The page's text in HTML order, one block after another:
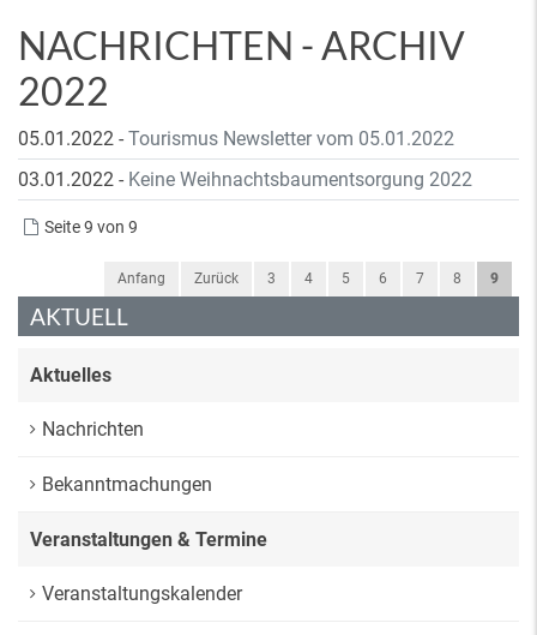
NACHRICHTEN - ARCHIV
2022
05.01.2022 - Tourismus Newsletter vom 05.01.2022
03.01.2022 - Keine Weihnachtsbaumentsorgung 2022
Seite 9 von 9
Anfang Zurück 3 4 5 6 7 8 9
AKTUELL
Aktuelles
Nachrichten
Bekanntmachungen
Veranstaltungen & Termine
Veranstaltungskalender